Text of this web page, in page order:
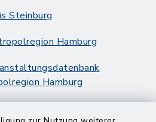
Steinburg
Hamburg
Hamburg